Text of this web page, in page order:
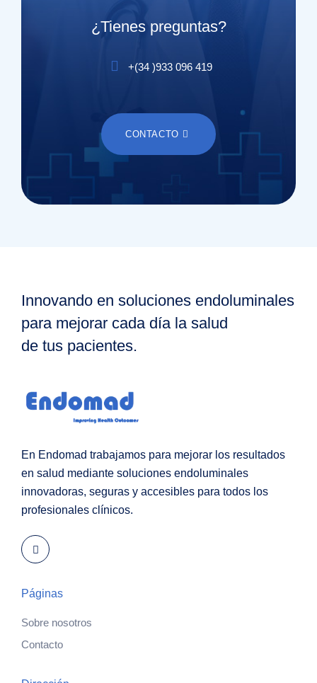
¿Tienes preguntas?
+(34 )933 096 419
CONTACTO
Innovando en soluciones endoluminales
para mejorar cada día la salud
de tus pacientes.
En Endomad trabajamos para mejorar los resultados
en salud mediante soluciones endoluminales
innovadoras, seguras y accesibles para todos los
profesionales clínicos.
Páginas
Sobre nosotros
Contacto